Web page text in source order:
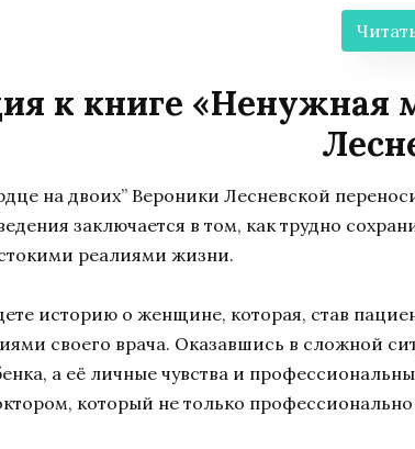
к книге «Ненужная
на двоих” Вероники Лесневской
заключается в том, как трудно
реалиями жизни.
историю о женщине, которая, став
своего врача. Оказавшись в сложной
а её личные чувства и
который не только